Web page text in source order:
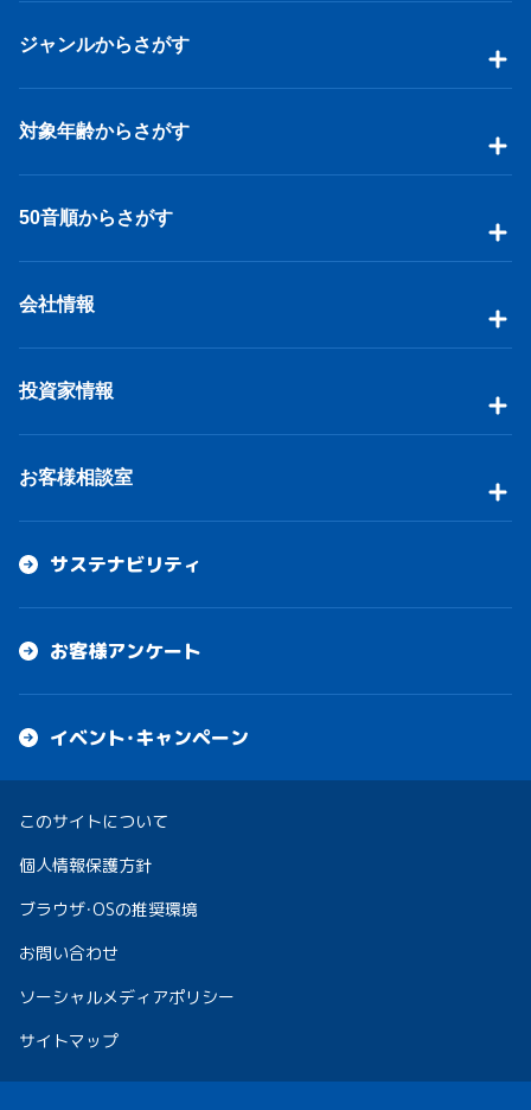
ジャンルからさがす
対象年齢からさがす
50音順からさがす
会社情報
投資家情報
お客様相談室
サステナビリティ
お客様アンケート
イベント・キャンペーン
このサイトについて
個人情報保護方針
ブラウザ・OSの推奨環境
お問い合わせ
ソーシャルメディアポリシー
サイトマップ